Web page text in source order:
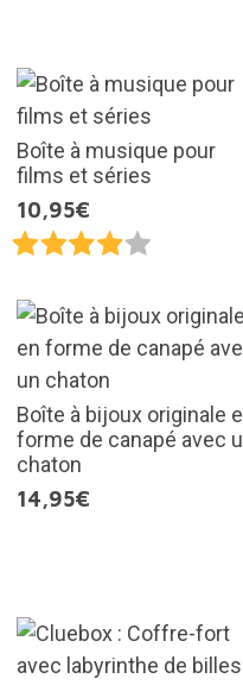
Boîte à musique pour
films et séries
10,95€
Boîte à bijoux originale
forme de canapé avec
chaton
14,95€